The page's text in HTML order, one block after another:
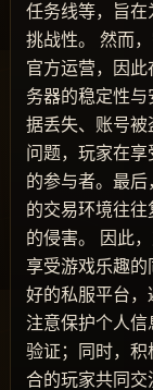
任务线等，旨在
挑战性。 然而
官方运营，因
务器的稳定性
据丢失、账号被
问题，玩家在
的参与者。最
的交易环境往
的侵害。 因此
享受游戏乐趣的
好的私服平台，
注意保护个人
验证；同时，
合的玩家共同交